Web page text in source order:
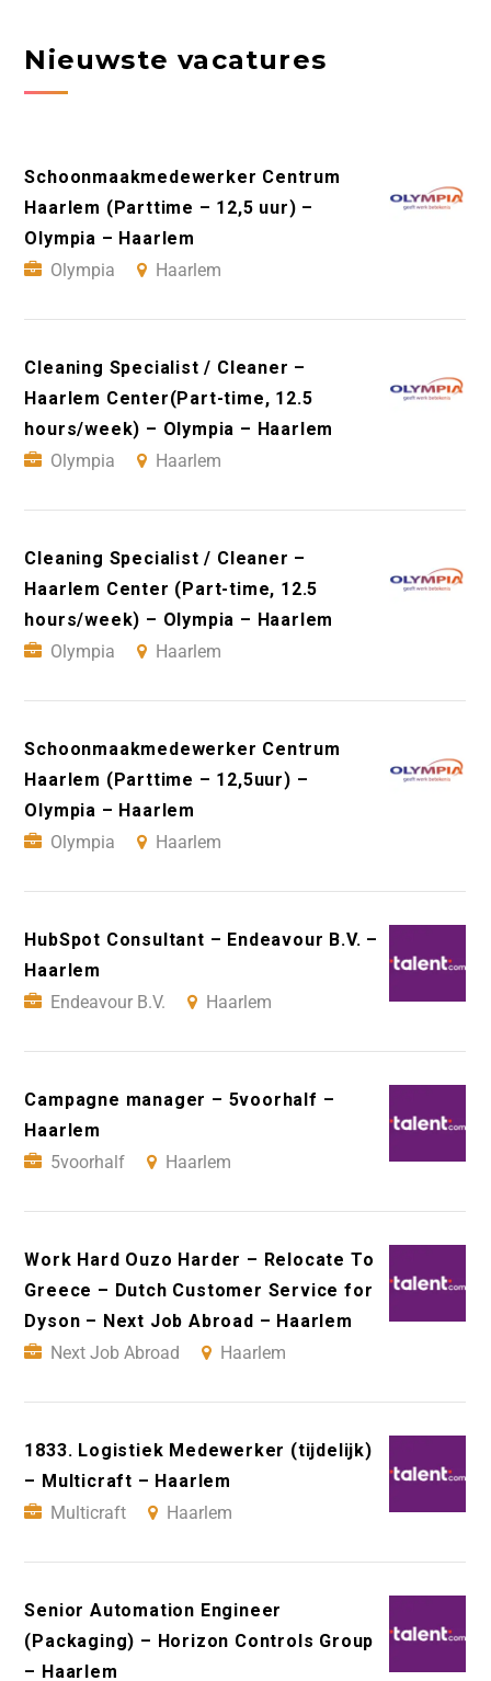
Nieuwste vacatures
Schoonmaakmedewerker Centrum
Haarlem (Parttime – 12,5 uur) –
Olympia – Haarlem
Olympia
Haarlem
Cleaning Specialist / Cleaner –
Haarlem Center(Part-time, 12.5
hours/week) – Olympia – Haarlem
Olympia
Haarlem
Cleaning Specialist / Cleaner –
Haarlem Center (Part-time, 12.5
hours/week) – Olympia – Haarlem
Olympia
Haarlem
Schoonmaakmedewerker Centrum
Haarlem (Parttime – 12,5uur) –
Olympia – Haarlem
Olympia
Haarlem
HubSpot Consultant – Endeavour B.V. –
Haarlem
Endeavour B.V.
Haarlem
Campagne manager – 5voorhalf –
Haarlem
5voorhalf
Haarlem
Work Hard Ouzo Harder – Relocate To
Greece – Dutch Customer Service for
Dyson – Next Job Abroad – Haarlem
Next Job Abroad
Haarlem
1833. Logistiek Medewerker (tijdelijk)
– Multicraft – Haarlem
Multicraft
Haarlem
Senior Automation Engineer
(Packaging) – Horizon Controls Group
– Haarlem